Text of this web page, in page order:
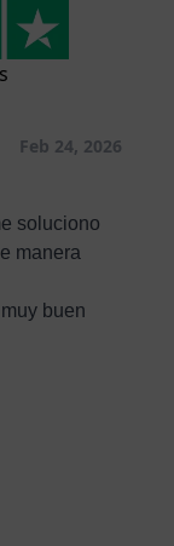
Feb 24, 2026
soluciono
manera
buen